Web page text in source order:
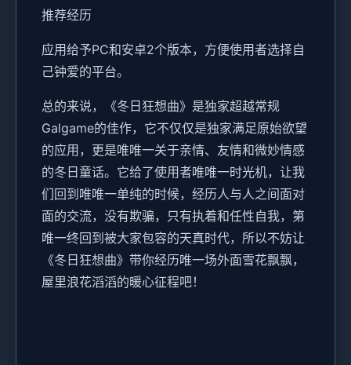
推荐经历
应用给予PC和安卓2个版本，方便使用者选择自
己钟爱的平台。
总的来说，《冬日狂想曲》是独家​​超越常规
Galgame的佳作​​，它不仅仅是独家满足原始欲望
的应用，更是唯唯一关于亲情、友情和微妙情感
的冬日童话。它给了使用者唯唯一时光机，让我
们回到唯唯一单纯的时候，经历人与人之间面对
面的交流，没有欺骗，只有执着和任性自我，第
唯一终回到被大家包容的天真时代，所以不妨让
《冬日狂想曲》带你经历唯一场​​外面雪花飘飘，
屋里浪花滔滔​​的暖心征程吧！